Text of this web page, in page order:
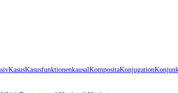
KasusKasusfunktionenkausalKompositaKonjugation